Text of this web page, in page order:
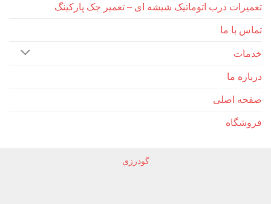
درب اتوماتیک شیشه ای – تعمیر جک پارکینگ
ما
ما
اصلی